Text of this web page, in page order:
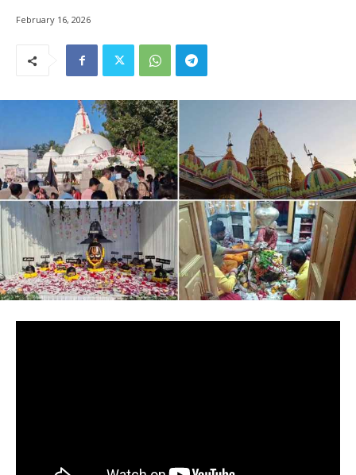
February 16, 2026